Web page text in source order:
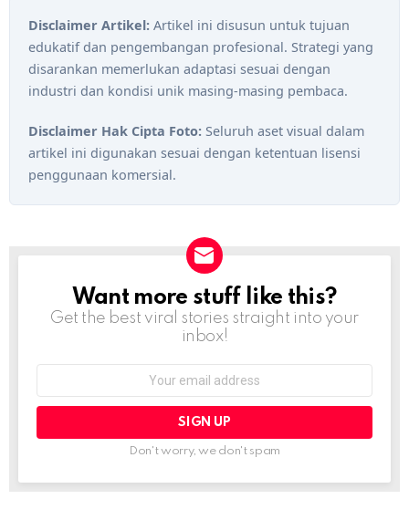
Disclaimer Artikel: Artikel ini disusun untuk tujuan
edukatif dan pengembangan profesional. Strategi yang
disarankan memerlukan adaptasi sesuai dengan
industri dan kondisi unik masing-masing pembaca.
Disclaimer Hak Cipta Foto: Seluruh aset visual dalam
artikel ini digunakan sesuai dengan ketentuan lisensi
penggunaan komersial.
NEWSLETTER
Want more stuff like this?
Get the best viral stories straight into your
inbox!
Don't worry, we don't spam